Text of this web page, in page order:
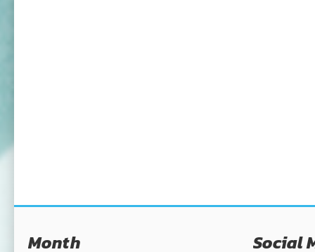
Month Social